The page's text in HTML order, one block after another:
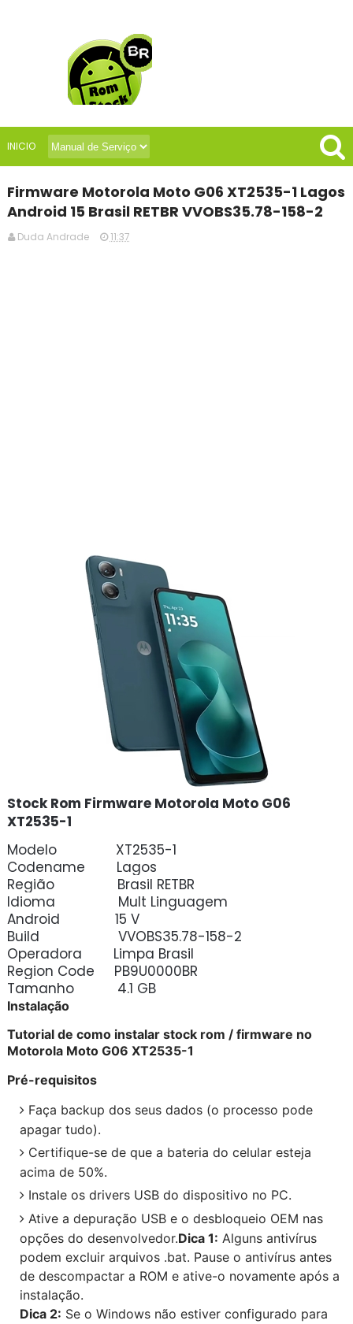
INICIO
Firmware Motorola Moto G06 XT2535-1 Lagos
Android 15 Brasil RETBR VVOBS35.78-158-2
Duda Andrade 11:37
Stock Rom Firmware Motorola Moto G06
XT2535-1
Modelo XT2535-1
Codename Lagos
Região Brasil RETBR
Idioma Mult Linguagem
Android 15 V
Build VVOBS35.78-158-2
Operadora Limpa Brasil
Region Code PB9U0000BR
Tamanho 4.1 GB
Instalação
Tutorial de como instalar stock rom / firmware no
Motorola Moto G06 XT2535-1
Pré-requisitos
Faça backup dos seus dados (o processo pode
apagar tudo).
Certifique-se de que a bateria do celular esteja
acima de 50%.
Instale os drivers USB do dispositivo no PC.
Ative a depuração USB e o desbloqueio OEM nas
opções do desenvolvedor.Dica 1: Alguns antivírus
podem excluir arquivos .bat. Pause o antivírus antes
de descompactar a ROM e ative-o novamente após a
instalação.
Dica 2: Se o Windows não estiver configurado para